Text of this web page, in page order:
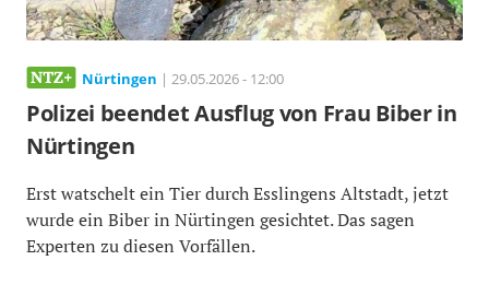
Nürtingen | 29.05.2026 - 12:00
Polizei beendet Ausflug von Frau Biber in
Nürtingen
Erst watschelt ein Tier durch Esslingens Altstadt, jetzt
wurde ein Biber in Nürtingen gesichtet. Das sagen
Experten zu diesen Vorfällen.